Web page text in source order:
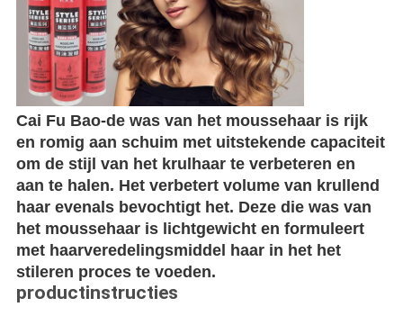
Cai Fu Bao-de was van het moussehaar is rijk
en romig aan schuim met uitstekende capaciteit
om de stijl van het krulhaar te verbeteren en
aan te halen. Het verbetert volume van krullend
haar evenals bevochtigt het. Deze die was van
het moussehaar is lichtgewicht en formuleert
met haarveredelingsmiddel haar in het het
stileren proces te voeden.
productinstructies